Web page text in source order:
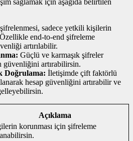
sadece yetkili kişilerin
end-to-end şifreleme
artırılabilir.
Güçlü ve karmaşık şifreler
güvenliğini artırabilirsin.
Doğrulama: İletişimde çift faktörlü
hesap güvenliğini artırabilir ve
Açıklama
korunması için şifreleme